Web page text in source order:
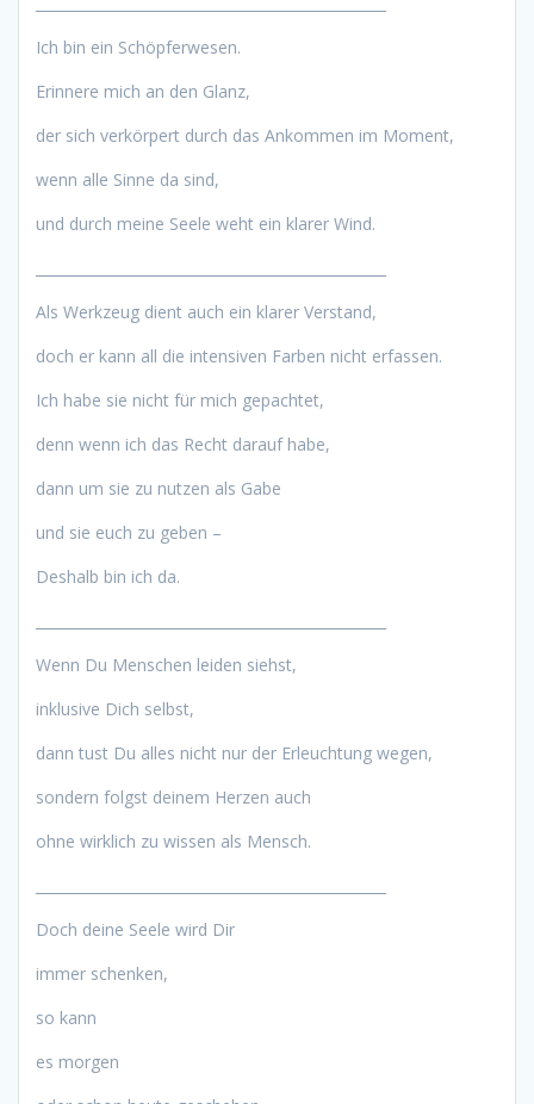
Ich bin ein Schöpferwesen.
Erinnere mich an den Glanz,
der sich verkörpert durch das Ankommen im Moment,
wenn alle Sinne da sind,
und durch meine Seele weht ein klarer Wind.
Als Werkzeug dient auch ein klarer Verstand,
doch er kann all die intensiven Farben nicht erfassen.
Ich habe sie nicht für mich gepachtet,
denn wenn ich das Recht darauf habe,
dann um sie zu nutzen als Gabe
und sie euch zu geben –
Deshalb bin ich da.
Wenn Du Menschen leiden siehst,
inklusive Dich selbst,
dann tust Du alles nicht nur der Erleuchtung wegen,
sondern folgst deinem Herzen auch
ohne wirklich zu wissen als Mensch.
Doch deine Seele wird Dir
immer schenken,
so kann
es morgen